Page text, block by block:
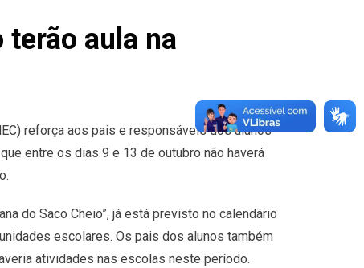
terão aula na
reforça aos pais e responsáveis dos alunos
entre os dias 9 e 13 de outubro não haverá
do Saco Cheio”, já está previsto no calendário
escolares. Os pais dos alunos também
atividades nas escolas neste período.